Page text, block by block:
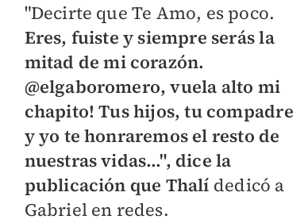
"Decirte que Te Amo, es poco.
Eres, fuiste y siempre serás la
mitad de mi corazón.
@elgaboromero, vuela alto mi
chapito! Tus hijos, tu compadre
y yo te honraremos el resto de
nuestras vidas…", dice la
publicación que Thalí dedicó a
Gabriel en redes.